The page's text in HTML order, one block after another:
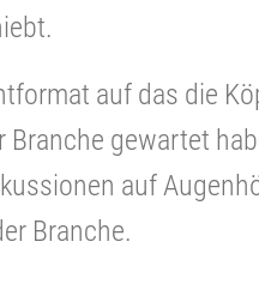
auf das die
Branche gewartet
auf
Branche.